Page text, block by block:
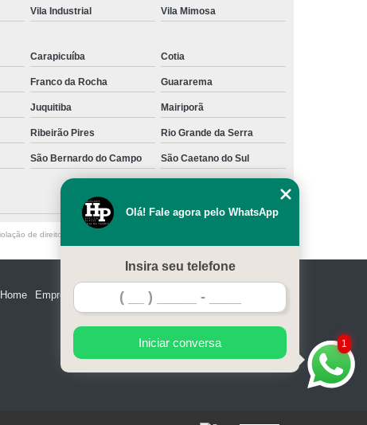
Vila Industrial Vila Mimosa
Carapicuíba Cotia
Franco da Rocha Guararema
Juquitiba Mairiporã
Ribeirão Pires Rio Grande da Serra
São Bernardo do Campo São Caetano do Sul
de direito autoral – artigo 184 do Código Penal –
Home Empresa Serviços Contato
1
Olá! Fale agora pelo WhatsApp
Insira seu telefone
Iniciar conversa